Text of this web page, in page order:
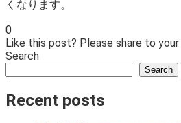
くなります。
0
Like this post? Please share to
Search
Search
Recent posts